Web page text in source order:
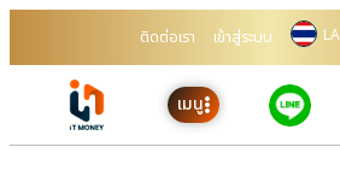
ติดต่อเรา เข้าสู่ระบบ
เมนู